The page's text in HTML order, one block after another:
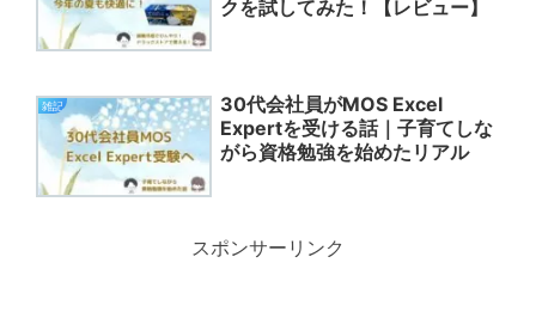
クを試してみた！【レビュー】
雑記
30代会社員がMOS Excel
Expertを受ける話｜子育てしな
がら資格勉強を始めたリアル
スポンサーリンク